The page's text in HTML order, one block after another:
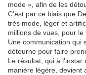
mode », afin de les
C’est par ce biais que
très mode, léger et
millions de vues, pour
Une communication qui
détourne pour faire
Le résultat, qui à
manière légère, devient